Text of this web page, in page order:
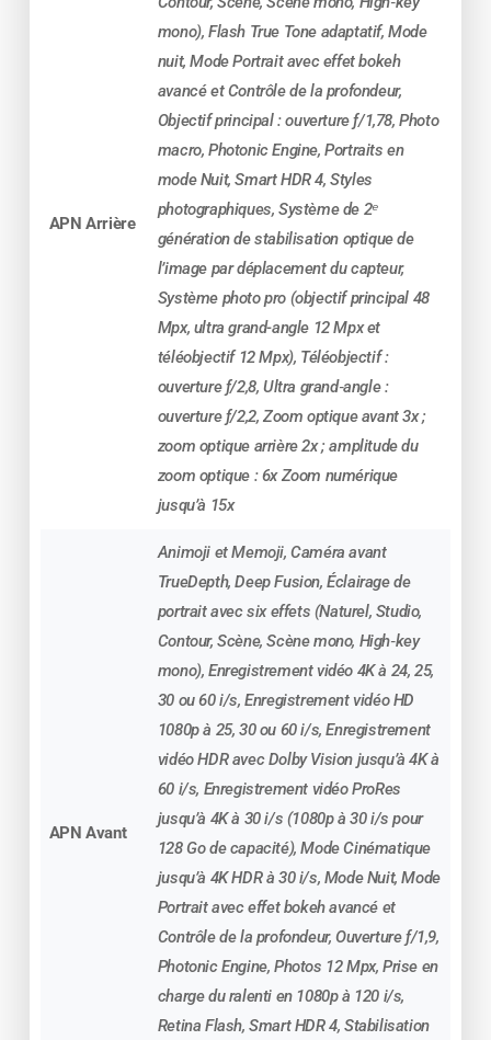
sécurisé (3x possible)
La puissance de la Puce A16
L’iPhone 14 Pro est doté du processeur le plus
rapide jamais installé sur un iPhone au moment
Il offre :
une vitesse accrue pour les apps
gourmandes, jeux, montage vidéo
une consommation énergétique optimisée
une autonomie améliorée grâce à une
meilleure gestion thermique
Dynamic Island : une
expérience interactive unique
L’encoche disparaît pour laisser place à une
zone intelligente et interactive :Dynamic Island.
Elle affiche en direct :
notifications
musique en cours
minuteurs
activités Live
Un vrai plus en ergonomie et en fluidité
APN Arrière
mono), Flash True Tone adaptatif, Mode
nuit, Mode Portrait avec effet bokeh
avancé et Contrôle de la profondeur,
Objectif principal : ouverture ƒ/1,78, Photo
macro, Photonic Engine, Portraits en
mode Nuit, Smart HDR 4, Styles
photographiques, Système de 2ᵉ
génération de stabilisation optique de
l’image par déplacement du capteur,
Système photo pro (objectif principal 48
Mpx, ultra grand-angle 12 Mpx et
téléobjectif 12 Mpx), Téléobjectif :
ouverture ƒ/2,8, Ultra grand‑angle :
ouverture ƒ/2,2, Zoom optique avant 3x ;
zoom optique arrière 2x ; amplitude du
zoom optique : 6x Zoom numérique
jusqu’à 15x
APN Avant
Animoji et Memoji, Caméra avant
TrueDepth, Deep Fusion, Éclairage de
portrait avec six effets (Naturel, Studio,
Contour, Scène, Scène mono, High‑key
mono), Enregistrement vidéo 4K à 24, 25,
30 ou 60 i/s, Enregistrement vidéo HD
1080p à 25, 30 ou 60 i/s, Enregistrement
vidéo HDR avec Dolby Vision jusqu’à 4K à
60 i/s, Enregistrement vidéo ProRes
jusqu’à 4K à 30 i/s (1080p à 30 i/s pour
128 Go de capacité), Mode Cinématique
jusqu’à 4K HDR à 30 i/s, Mode Nuit, Mode
Portrait avec effet bokeh avancé et
Contrôle de la profondeur, Ouverture ƒ/1,9,
Photonic Engine, Photos 12 Mpx, Prise en
charge du ralenti en 1080p à 120 i/s,
Retina Flash, Smart HDR 4, Stabilisation